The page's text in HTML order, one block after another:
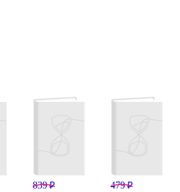
839 ₽ 479 ₽